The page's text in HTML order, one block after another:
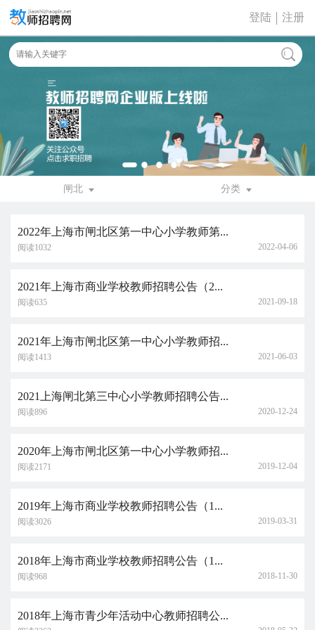
登陆 注册
闸北 分类
2022年上海市闸北区第一中心小学教师第...
阅读1032 2022-04-06
2021年上海市商业学校教师招聘公告（2...
阅读635 2021-09-18
2021年上海市闸北区第一中心小学教师招...
阅读1413 2021-06-03
2021上海闸北第三中心小学教师招聘公告...
阅读896 2020-12-24
2020年上海市闸北区第一中心小学教师招...
阅读2171 2019-12-04
2019年上海市商业学校教师招聘公告（1...
阅读3026 2019-03-31
2018年上海市商业学校教师招聘公告（1...
阅读968 2018-11-30
2018年上海市青少年活动中心教师招聘公...